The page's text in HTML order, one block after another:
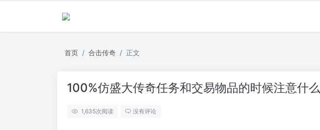
首页 合击传奇 正文
100%仿盛大传奇任务和交易物品的时候注意什么
1,635次阅读 没有评论